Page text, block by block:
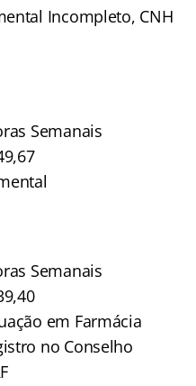
Incompleto, CNH
Semanais
Semanais
em Farmácia
no Conselho